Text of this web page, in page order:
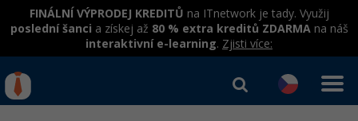
FINÁLNÍ VÝPRODEJ KREDITŮ na ITnetwork je tady. Využij
poslední šanci a získej až 80 % extra kreditů ZDARMAna náš
interaktivní e-learning. Zjisti více: